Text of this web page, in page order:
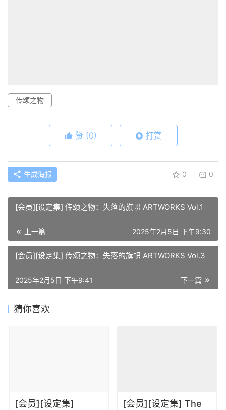
传颂之物
赞 (0) 打赏
生成海报 0 0
[会员][设定集] 传颂之物：失落的旗帜 ARTWORKS Vol.1
上一篇 2025年2月5日 下午9:30
[会员][设定集] 传颂之物：失落的旗帜 ARTWORKS Vol.3
下一篇
2025年2月5日 下午9:41
猜你喜欢
[会员][设定集]
[会员][设定集] The